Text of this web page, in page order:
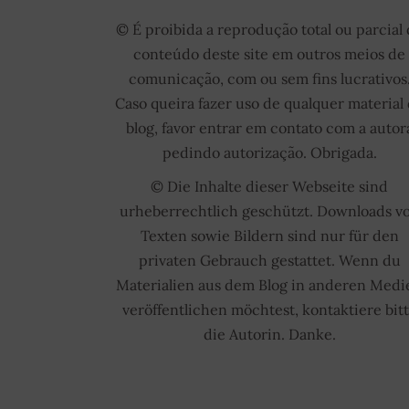
© É proibida a reprodução total ou parcial
conteúdo deste site em outros meios de
comunicação, com ou sem fins lucrativos.
Caso queira fazer uso de qualquer material
blog, favor entrar em contato com a
pedindo autorização. Obrigada.
© Die Inhalte dieser Webseite sind
urheberrechtlich geschützt. Downloads
Texten sowie Bildern sind nur für den
privaten Gebrauch gestattet. Wenn du
Materialien aus dem Blog in anderen
veröffentlichen möchtest, kontaktiere
die Autorin. Danke.